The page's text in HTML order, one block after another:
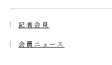
記者会見
会員ニュース